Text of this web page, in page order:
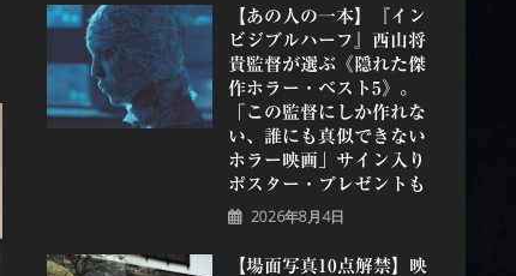
【あの人の一本】『イン
ビジブルハーフ』⻄⼭将
貴監督が選ぶ《隠れた傑
作ホラー・ベスト5》。
「この監督にしか作れな
い、誰にも真似できない
ホラー映画」サイン入り
ポスター・プレゼントも
2026年8月4日
【場面写真10点解禁】映